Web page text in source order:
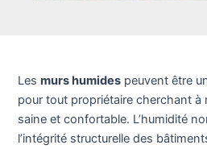
Lesmurs humides peuvent être
pour tout propriétaire cherchant
saine et confortable. L’humidité
l’intégrité structurelle des